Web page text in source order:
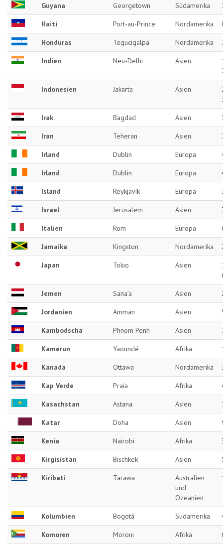
Guyana Georgetown Südamerika
Haiti Port-au-Prince Nordamerika
Honduras Tegucigalpa Nordamerika
Indien Neu-Delhi Asien
Indonesien Jakarta Asien
Irak Bagdad Asien
Iran Teheran Asien
Irland Dublin Europa
Irland Dublin Europa
Island Reykjavík Europa
Israel Jerusalem Asien
Italien Rom Europa
Jamaika Kingston Nordamerika
Japan Tokio Asien
Jemen Sana’a Asien
Jordanien Amman Asien
Kambodscha Phnom Penh Asien
Kamerun Yaoundé Afrika
Kanada Ottawa Nordamerika
Kap Verde Praia Afrika
Kasachstan Astana Asien
Katar Doha Asien
Kenia Nairobi Afrika
Kirgisistan Bischkek Asien
Kiribati Tarawa
Australien
und
Ozeanien
Kolumbien Bogotá Südamerika
Komoren Moroni Afrika